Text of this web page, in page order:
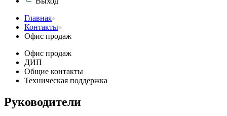
Офис
продаж
Главная
Контакты
Офис продаж
Офис продаж
ДИП
Общие контакты
Техническая поддержка
Руководители